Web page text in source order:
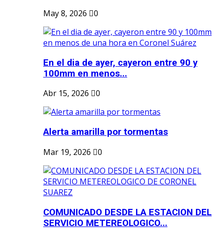
May 8, 2026 0
En el dia de ayer, cayeron entre 90 y
100mm en menos...
Abr 15, 2026
0
Alerta amarilla por tormentas
Mar 19, 2026
0
COMUNICADO DESDE LA ESTACION DEL
SERVICIO METEREOLOGICO...